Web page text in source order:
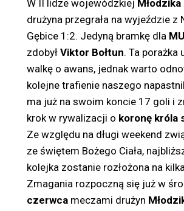
W II lidze wojewódzkiej Młodzika
drużyna przegrała na wyjeździe z
Gębice 1:2. Jedyną bramkę dla
zdobył Viktor Bołtun. Ta porażka
walkę o awans, jednak warto
kolejne trafienie naszego
ma już na swoim koncie 17 goli i
krok w rywalizacji o koronę króla
Ze względu na długi weekend
ze świętem Bożego Ciała,
kolejka zostanie rozłożona na
Zmagania rozpoczną się już w
czerwca meczami drużyn